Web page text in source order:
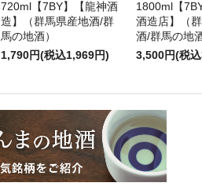
720ml【7BY】【龍神酒
造】（群馬県産地酒/群
馬の地酒）
1,790円(税込1,969円)
1800ml【
酒造店】（
酒/群馬の地
3,500円(税